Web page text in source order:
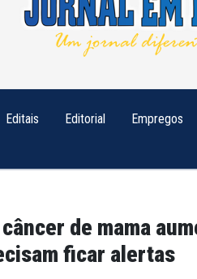
Editais Editorial Empregos
de mama
ficar alertas